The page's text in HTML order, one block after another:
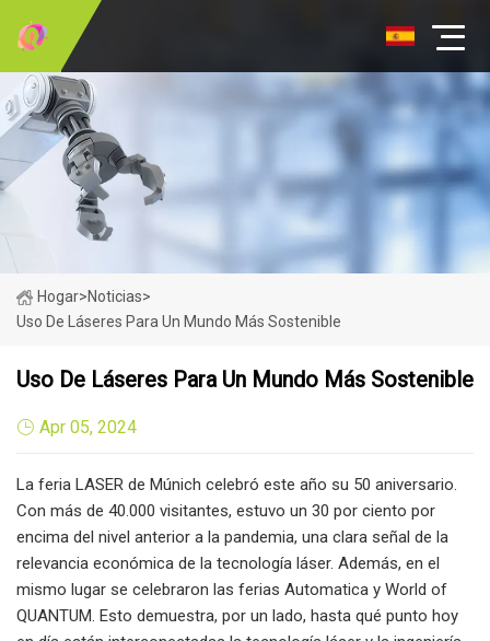
Hogar>Noticias>
Uso De Láseres Para Un Mundo Más Sostenible
Uso De Láseres Para Un Mundo Más Sostenible
Apr 05, 2024
La feria LASER de Múnich celebró este año su 50 aniversario.
Con más de 40.000 visitantes, estuvo un 30 por ciento por
encima del nivel anterior a la pandemia, una clara señal de la
relevancia económica de la tecnología láser. Además, en el
mismo lugar se celebraron las ferias Automatica y World of
QUANTUM. Esto demuestra, por un lado, hasta qué punto hoy